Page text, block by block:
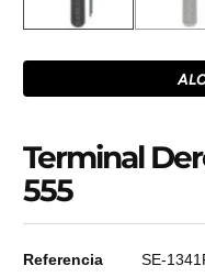
Terminal
555
Referencia
SE-